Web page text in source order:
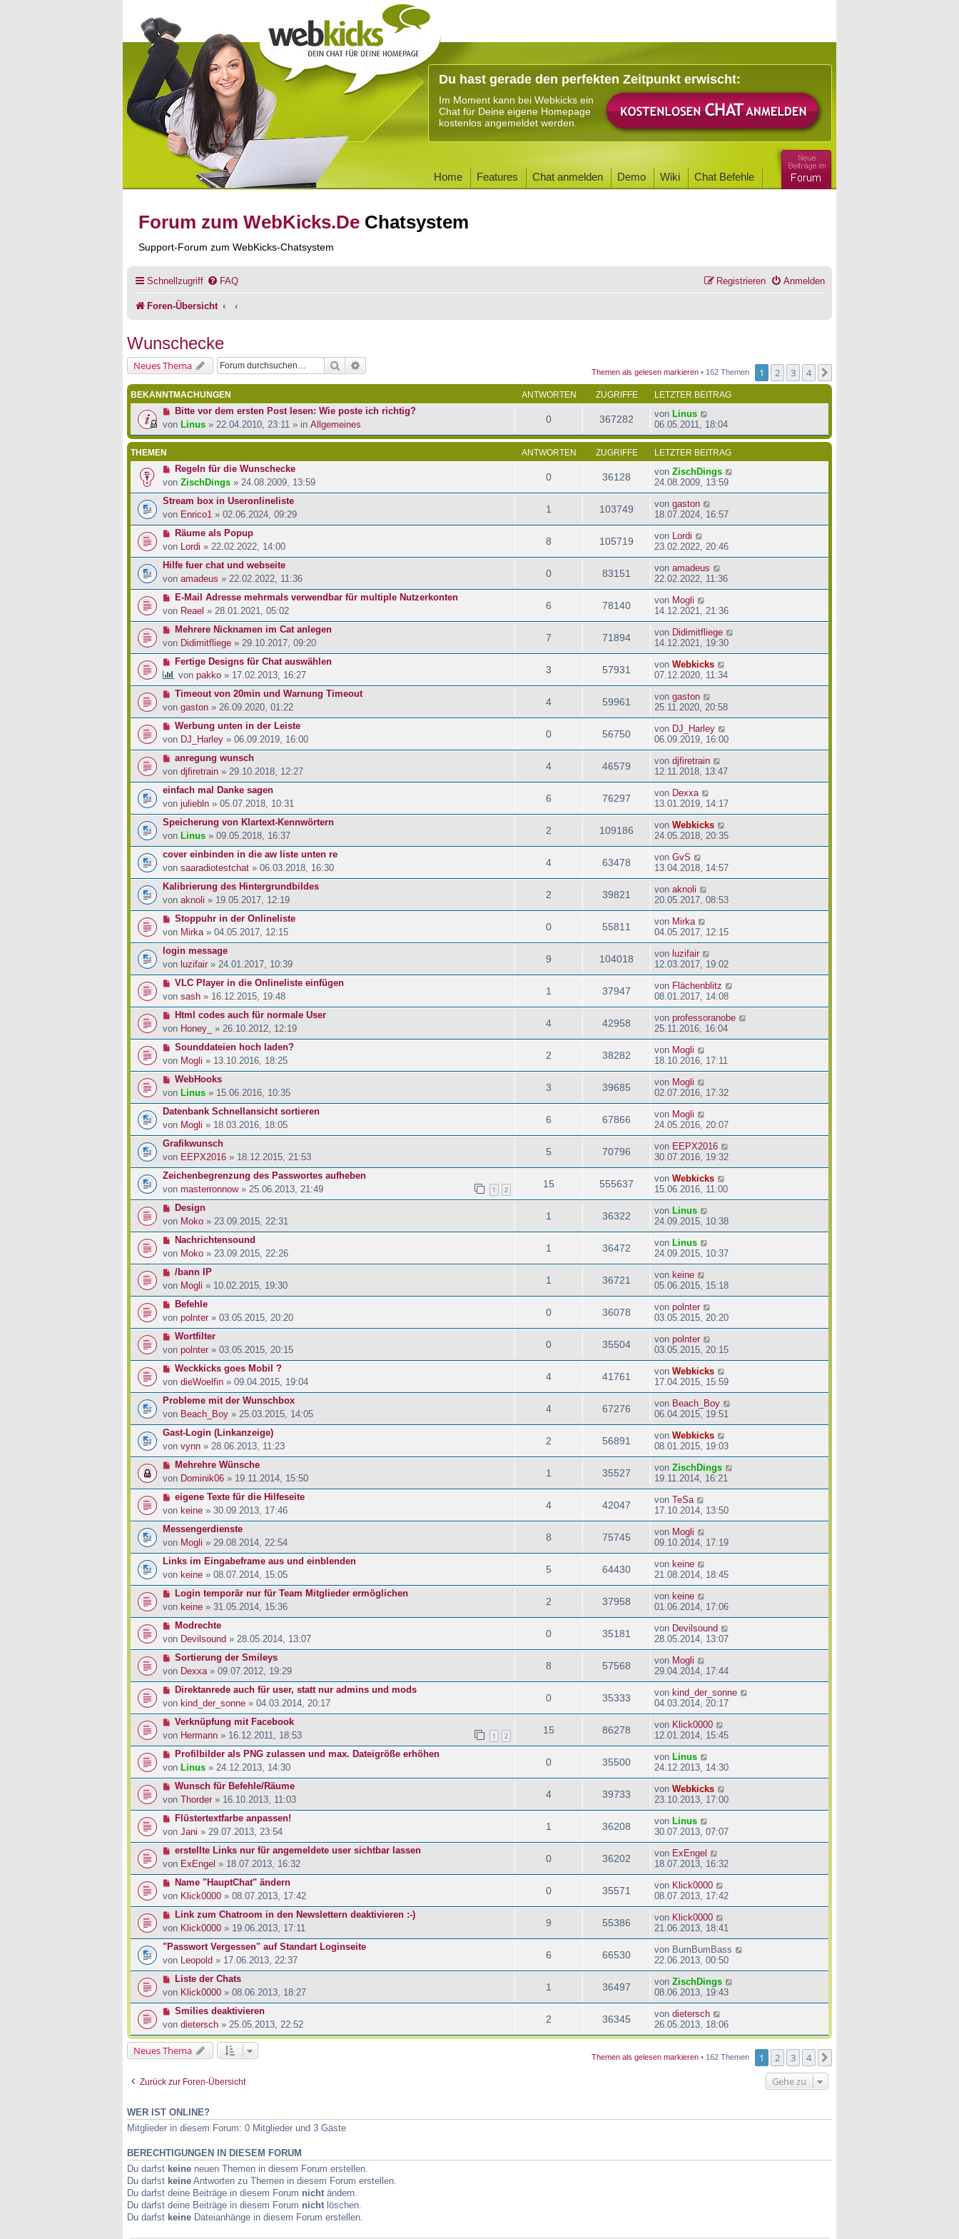
Du hast gerade den perfekten Zeitpunkt erwischt:
Im Moment kann bei Webkicks ein
Chat für Deine eigene Homepage
kostenlos angemeldet werden.
Home Features Chat anmelden Demo Wiki Chat Befehle
Forum zum WebKicks.De Chatsystem
Support-Forum zum WebKicks-Chatsystem
Schnellzugriff FAQ Anmelden
Registrieren
Foren-Übersicht
Wunschecke
Neues Thema Suche
Themen als gelesen markieren • 162 Themen 1 2 3 4
BEKANNTMACHUNGEN ANTWORTEN ZUGRIFFE LETZTER BEITRAG
Bitte vor dem ersten Post lesen: Wie poste ich richtig?
von Linus » 22.04.2010, 23:11 » in Allgemeines 0 367282 von Linus
06.05.2011, 18:04
THEMEN ANTWORTEN ZUGRIFFE LETZTER BEITRAG
Regeln für die Wunschecke
von ZischDings » 24.08.2009, 13:59 0 36128 von ZischDings
24.08.2009, 13:59
Stream box in Useronlineliste
von Enrico1 » 02.06.2024, 09:29 1 103749 von gaston
18.07.2024, 16:57
Räume als Popup
von
Lordi » 22.02.2022, 14:00 8 105719 von
Lordi
23.02.2022, 20:46
Hilfe fuer chat und webseite
von amadeus » 22.02.2022, 11:36 0 83151 von amadeus
22.02.2022, 11:36
E-Mail Adresse mehrmals verwendbar für multiple Nutzerkonten
von Reael » 28.01.2021, 05:02 6 78140 von Mogli
14.12.2021, 21:36
Mehrere Nicknamen im Cat anlegen
von Didimitfliege » 29.10.2017, 09:20 7 71894 von Didimitfliege
14.12.2021, 19:30
Fertige Designs für Chat auswählen
von pakko » 17.02.2013, 16:27 3 57931 von Webkicks
07.12.2020, 11:34
Timeout von 20min und Warnung Timeout
von gaston » 26.09.2020, 01:22 4 59961 von gaston
25.11.2020, 20:58
Werbung unten in der Leiste
von DJ_Harley » 06.09.2019, 16:00 0 56750 von DJ_Harley
06.09.2019, 16:00
anregung wunsch
von djfiretrain » 29.10.2018, 12:27 4 46579 von djfiretrain
12.11.2018, 13:47
einfach mal Danke sagen
von juliebln » 05.07.2018, 10:31 6 76297 von Dexxa
13.01.2019, 14:17
Speicherung von Klartext-Kennwörtern
von Linus » 09.05.2018, 16:37 2 109186 von Webkicks
24.05.2018, 20:35
cover einbinden in die aw liste unten re
von saaradiotestchat » 06.03.2018, 16:30 4 63478 von GvS
13.04.2018, 14:57
Kalibrierung des Hintergrundbildes
von aknoli » 19.05.2017, 12:19 2 39821 von aknoli
20.05.2017, 08:53
Stoppuhr in der Onlineliste
von Mirka » 04.05.2017, 12:15 0 55811 von Mirka
04.05.2017, 12:15
login message
von luzifair » 24.01.2017, 10:39 9 104018 von luzifair
12.03.2017, 19:02
VLC Player in die Onlineliste einfügen
von sash » 16.12.2015, 19:48 1 37947 von Flächenblitz
08.01.2017, 14:08
Html codes auch für normale User
von Honey_ » 26.10.2012, 12:19 4 42958 von professoranobe
25.11.2016, 16:04
Sounddateien hoch laden?
von Mogli » 13.10.2016, 18:25 2 38282 von Mogli
18.10.2016, 17:11
WebHooks
von Linus » 15.06.2016, 10:35 3 39685 von Mogli
02.07.2016, 17:32
Datenbank Schnellansicht sortieren
von Mogli » 18.03.2016, 18:05 6 67866 von Mogli
24.05.2016, 20:07
Grafikwunsch
von EEPX2016 » 18.12.2015, 21:53 5 70796 von EEPX2016
30.07.2016, 19:32
Zeichenbegrenzung des Passwortes aufheben
von masterronnow» 25.06.2013, 21:49 1 2
15 555637 von Webkicks
15.06.2016, 11:00
Design
von Moko » 23.09.2015, 22:31 1 36322 von Linus
24.09.2015, 10:38
Nachrichtensound
von Moko » 23.09.2015, 22:26 1 36472 von Linus
24.09.2015, 10:37
/bann IP
von Mogli » 10.02.2015, 19:30 1 36721 von keine
05.06.2015, 15:18
Befehle
von polnter» 03.05.2015, 20:20 0 36078 von polnter
03.05.2015, 20:20
Wortfilter
von polnter » 03.05.2015, 20:15 0 35504 von polnter
03.05.2015, 20:15
Weckkicks goes Mobil ?
von dieWoelfin » 09.04.2015, 19:04 4 41761 von Webkicks
17.04.2015, 15:59
Probleme mit der Wunschbox
von Beach_Boy » 25.03.2015, 14:05 4 67276 von Beach_Boy
06.04.2015, 19:51
Gast-Login (Linkanzeige)
von vynn » 28.06.2013, 11:23 2 56891 von Webkicks
08.01.2015, 19:03
Mehrehre Wünsche
von Dominik06 » 19.11.2014, 15:50 1 35527 von ZischDings
19.11.2014, 16:21
eigene Texte für die Hilfeseite
von keine » 30.09.2013, 17:46 4 42047 von TeSa
17.10.2014, 13:50
Messengerdienste
von Mogli » 29.08.2014, 22:54 8 75745 von Mogli
09.10.2014, 17:19
Links im Eingabeframe aus und einblenden
von keine » 08.07.2014, 15:05 5 64430 von keine
21.08.2014, 18:45
Login temporär nur für Team Mitglieder ermöglichen
von keine » 31.05.2014, 15:36 2 37958 von keine
01.06.2014, 17:06
Modrechte
von Devilsound » 28.05.2014, 13:07 0 35181 von Devilsound
28.05.2014, 13:07
Sortierung der Smileys
von Dexxa » 09.07.2012, 19:29 8 57568 von Mogli
29.04.2014, 17:44
Direktanrede auch für user, statt nur admins und mods
von kind_der_sonne » 04.03.2014, 20:17 0 35333 von kind_der_sonne
04.03.2014, 20:17
Verknüpfung mit Facebook
von Hermann » 16.12.2011, 18:53 1 2
15 86278 von Klick0000
12.01.2014, 15:45
Profilbilder als PNG zulassen und max. Dateigröße erhöhen
von Linus » 24.12.2013, 14:30 0 35500 von Linus
24.12.2013, 14:30
Wunsch für Befehle/Räume
von Thorder » 16.10.2013, 11:03 4 39733 von Webkicks
23.10.2013, 17:00
Flüstertextfarbe anpassen!
von Jani » 29.07.2013, 23:54 1 36208 von Linus
30.07.2013, 07:07
erstellte Links nur für angemeldete user sichtbar lassen
von ExEngel » 18.07.2013, 16:32 0 36202 von ExEngel
18.07.2013, 16:32
Name "HauptChat" ändern
von Klick0000 » 08.07.2013, 17:42 0 35571 von Klick0000
08.07.2013, 17:42
Link zum Chatroom in den Newslettern deaktivieren :-)
von Klick0000 » 19.06.2013, 17:11 9 55386 von Klick0000
21.06.2013, 18:41
"Passwort Vergessen" auf Standart Loginseite
von
Leopold » 17.06.2013, 22:37 6 66530 von BumBumBass
22.06.2013, 00:50
Liste der Chats
von Klick0000 » 08.06.2013, 18:27 1 36497 von ZischDings
08.06.2013, 19:43
Smilies deaktivieren
von dietersch » 25.05.2013, 22:52 2 36345 von dietersch
26.05.2013, 18:06
Neues Thema Themen als gelesen markieren • 162 Themen 1 2 3 4
Zurück zur Foren-Übersicht Gehe zu
WER IST ONLINE?
Mitglieder in diesem Forum: 0 Mitglieder und 3 Gäste
BERECHTIGUNGEN IN DIESEM FORUM
Du darfst keine neuen Themen in diesem Forum erstellen.
Du darfst keine Antworten zu Themen in diesem Forum erstellen.
Du darfst deine Beiträge in diesem Forum nicht ändern.
Du darfst deine Beiträge in diesem Forum nicht löschen.
Du darfst keine Dateianhänge in diesem Forum erstellen.